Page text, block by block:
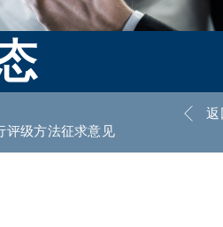
评级方法征求意见